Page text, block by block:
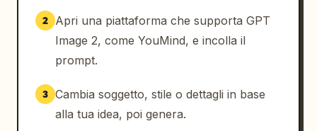
2
Apri una piattaforma che supporta GPT
Image 2, come YouMind, e incolla il
prompt.
3 Cambia soggetto, stile o dettagli in base
alla tua idea, poi genera.